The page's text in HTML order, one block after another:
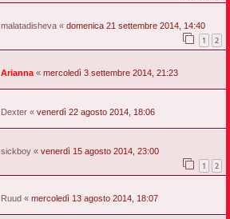
malatadisheva « domenica 21 settembre 2014, 14:40
1 2
Arianna « mercoledì 3 settembre 2014, 21:23
Dexter « venerdì 22 agosto 2014, 18:06
sickboy « venerdì 15 agosto 2014, 23:00
1 2
Ruud « mercoledì 13 agosto 2014, 18:07